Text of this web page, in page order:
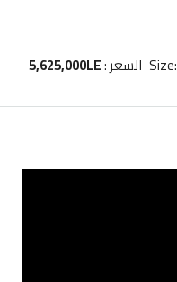
Size: السعر :5,625,000LE